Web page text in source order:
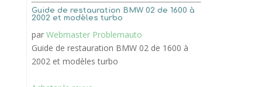
Guide de restauration BMW 02 de 1600 à
2002 et modèles turbo
par Webmaster Problemauto
Guide de restauration BMW 02 de 1600 à
2002 et modèles turbo